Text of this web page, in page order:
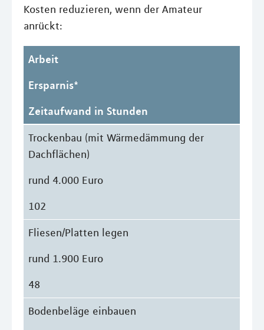
Kosten reduzieren, wenn der Amateur
anrückt:
Arbeit
Ersparnis*
Zeitaufwand in Stunden
Trockenbau (mit Wärmedämmung der
Dachflächen)
rund 4.000 Euro
102
Fliesen/Platten legen
rund 1.900 Euro
48
Bodenbeläge einbauen